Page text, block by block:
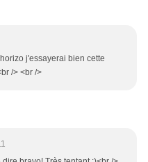
j'essayerai bien cette
/> <br />